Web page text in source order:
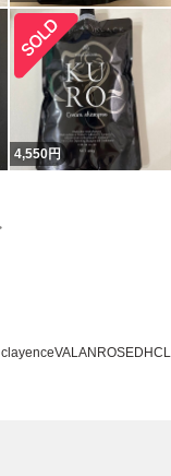
4,550円
clayenceVALANROSEDHC